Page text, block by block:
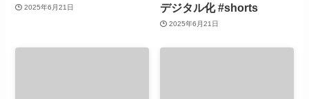
2025年6月21日
デジタル化 #shorts
2025年6月21日